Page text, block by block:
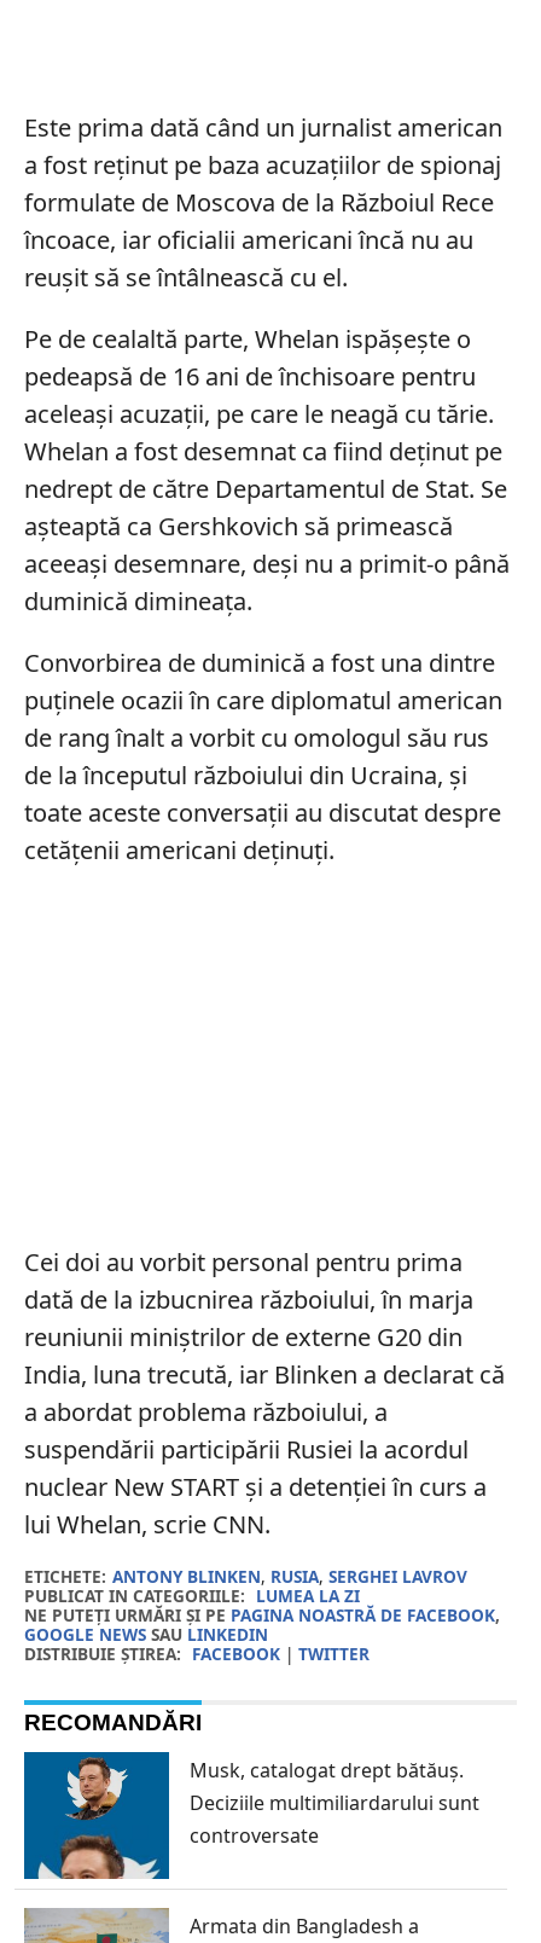
Este prima dată când un jurnalist american
a fost reținut pe baza acuzațiilor de spionaj
formulate de Moscova de la Războiul Rece
încoace, iar oficialii americani încă nu au
reușit să se întâlnească cu el.
Pe de cealaltă parte, Whelan ispășește o
pedeapsă de 16 ani de închisoare pentru
aceleași acuzații, pe care le neagă cu tărie.
Whelan a fost desemnat ca fiind deținut pe
nedrept de către Departamentul de Stat. Se
așteaptă ca Gershkovich să primească
aceeași desemnare, deși nu a primit-o până
duminică dimineața.
Convorbirea de duminică a fost una dintre
puținele ocazii în care diplomatul american
de rang înalt a vorbit cu omologul său rus
de la începutul războiului din Ucraina, și
toate aceste conversații au discutat despre
cetățenii americani deținuți.
Cei doi au vorbit personal pentru prima
dată de la izbucnirea războiului, în marja
reuniunii miniștrilor de externe G20 din
India, luna trecută, iar Blinken a declarat că
a abordat problema războiului, a
suspendării participării Rusiei la acordul
nuclear New START și a detenției în curs a
lui Whelan, scrie CNN.
ETICHETE: ANTONY BLINKEN, RUSIA, SERGHEI LAVROV
PUBLICAT IN CATEGORIILE: LUMEA LA ZI
NE PUTEȚI URMĂRI ȘI PE PAGINA NOASTRĂ DE FACEBOOK,
GOOGLE NEWSSAU LINKEDIN
DISTRIBUIE ȘTIREA: FACEBOOK| TWITTER
RECOMANDĂRI
Musk, catalogat drept bătăuș.
Deciziile multimiliardarului sunt
controversate
Armata din Bangladesh a